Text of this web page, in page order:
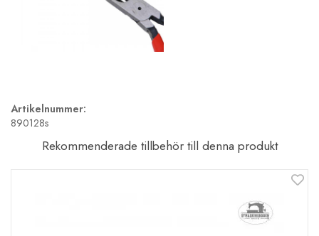
Artikelnummer:
890128s
Rekommenderade tillbehör till denna produkt